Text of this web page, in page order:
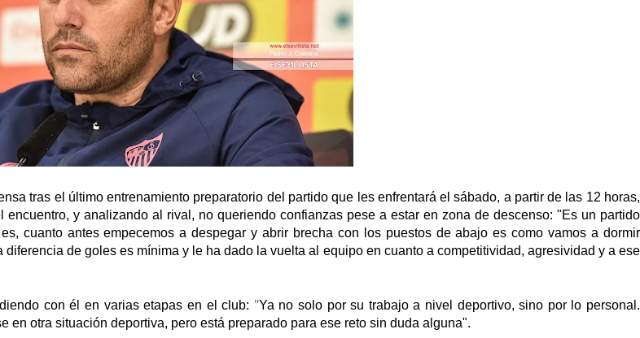
tras el último entrenamiento preparatorio del partido que les enfrentará el sábado, a partir de las 12 horas,
y analizando al rival, no queriendo confianzas pese a estar en zona de descenso: "Es un partido
cuanto antes empecemos a despegar y abrir brecha con los puestos de abajo es como vamos a dormir
de goles es mínima y le ha dado la vuelta al equipo en cuanto a competitividad, agresividad y a ese
con él en varias etapas en el club: "Ya no solo por su trabajo a nivel deportivo, sino por lo personal.
otra situación deportiva, pero está preparado para ese reto sin duda alguna".